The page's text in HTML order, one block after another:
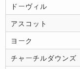
ドーヴィル
アスコット
ヨーク
チャーチルダウンズ